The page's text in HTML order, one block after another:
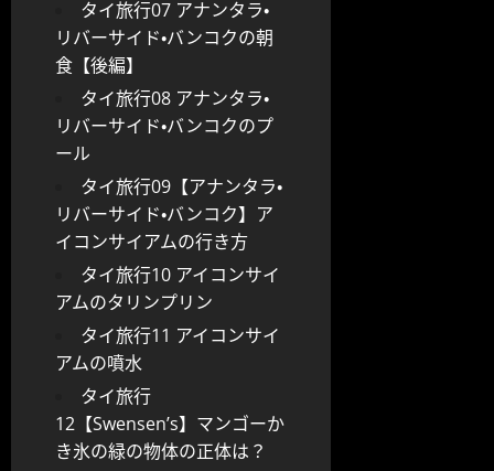
タイ旅行07 アナンタラ・
リバーサイド・バンコクの朝
食【後編】
タイ旅行08 アナンタラ・
リバーサイド・バンコクのプ
ール
タイ旅行09【アナンタラ・
リバーサイド・バンコク】ア
イコンサイアムの行き方
タイ旅行10 アイコンサイ
アムのタリンプリン
タイ旅行11 アイコンサイ
アムの噴水
タイ旅行
12【Swensen’s】マンゴーか
き氷の緑の物体の正体は？